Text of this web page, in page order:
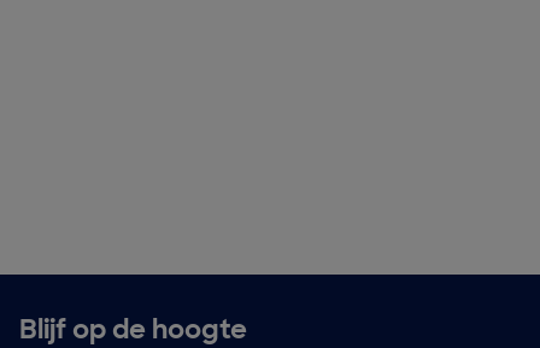
Blijf op de hoogte